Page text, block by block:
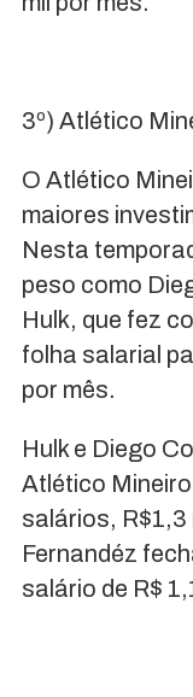
3º) Atlético
O Atlético
maiores
Nesta
peso como
Hulk, que fez
folha salarial
por mês.
Hulk e Diego
Atlético
salários, R$1,3
Fernandéz
salário de R$